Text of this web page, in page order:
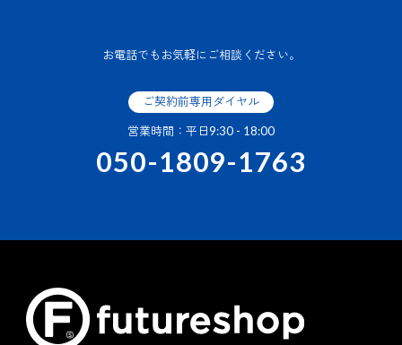
お電話でもお気軽にご相談ください。
ご契約前専用ダイヤル
営業時間：平日9:30 - 18:00
050-1809-1763